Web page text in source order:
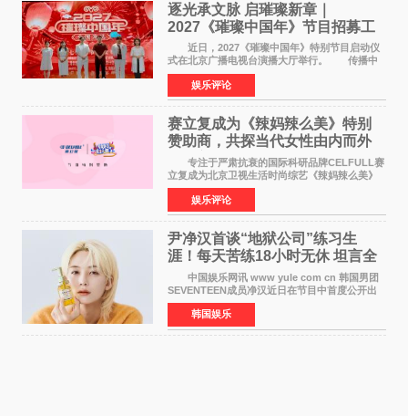
逐光承文脉 启璀璨新章｜
2027《璀璨中国年》节目招募工
作圆满启动
近日，2027《璀璨中国年》特别节目启动仪
式在北京广播电视台演播大厅举行。 传播中
华优秀传统文化，弘扬纯正国风艺术，打造高规
格、高质感、正能量的文艺盛典，是璀璨中国年
矢志不渝的初心
娱乐评论
赛立复成为《辣妈辣么美》特别
赞助商，共探当代女性由内而外
活力美
专注于严肃抗衰的国际科研品牌CELFULL赛
立复成为北京卫视生活时尚综艺《辣妈辣么美》
的特别赞助商,明星辣妈袁咏仪倾情参与，向广大
都市女性传递健康生活新主张，寄语当代女性在
家庭与自我之间
娱乐评论
尹净汉首谈“地狱公司”练习生
涯！每天苦练18小时无休 坦言全
靠成员撑过来
中国娱乐网讯 www yule com cn 韩国男团
SEVENTEEN成员净汉近日在节目中首度公开出
道前的残酷练习生经历，并提及经纪公司Pledis
娱乐，引发广泛关注。 在8月2日播出的日本
TBS综艺节目《周
韩国娱乐